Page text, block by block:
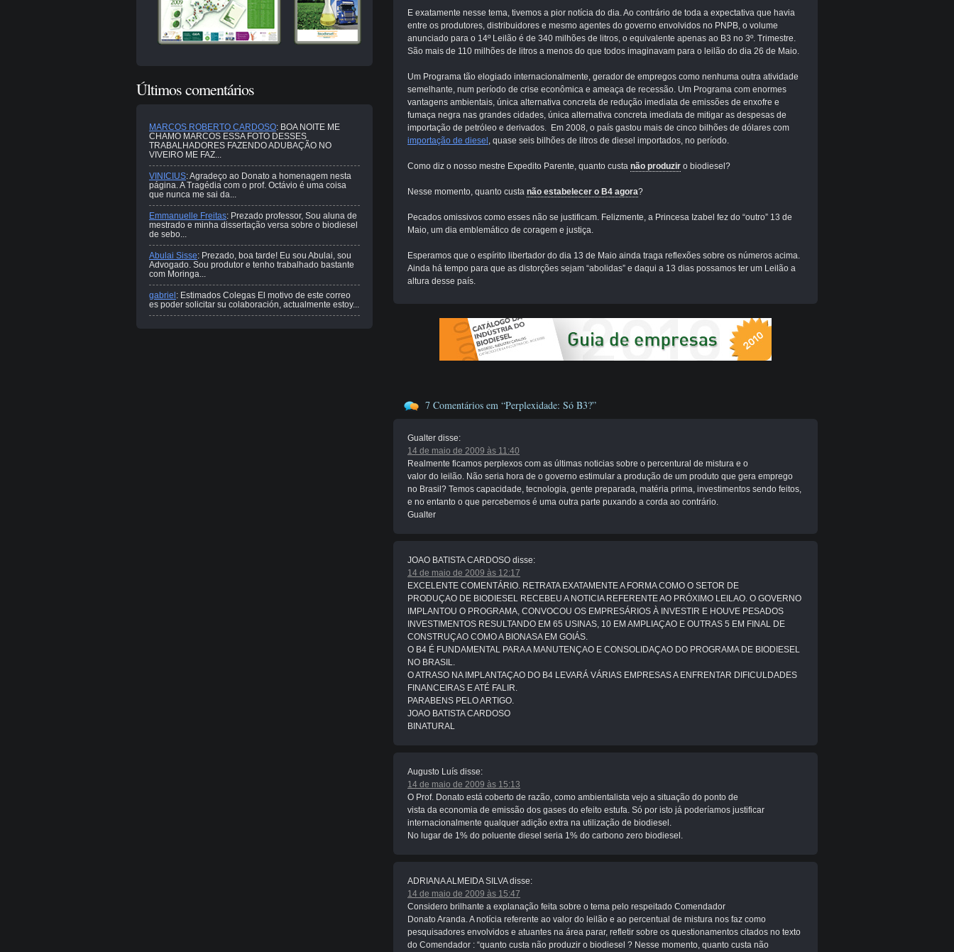
E exatamente nesse tema, tivemos a pior notícia do dia. Ao contrário de toda a expectativa que havia
entre os produtores, distribuidores e mesmo agentes do governo envolvidos no PNPB, o volume
anunciado para o 14º Leilão é de 340 milhões de litros, o equivalente apenas ao B3 no 3º. Trimestre.
São mais de 110 milhões de litros a menos do que todos imaginavam para o leilão do dia 26 de Maio.
Um Programa tão elogiado internacionalmente, gerador de empregos como nenhuma outra atividade
semelhante, num período de crise econômica e ameaça de recessão. Um Programa com enormes
vantagens ambientais, única alternativa concreta de redução imediata de emissões de enxofre e
fumaça negra nas grandes cidades, única alternativa concreta imediata de mitigar as despesas de
importação de petróleo e derivados. Em 2008, o país gastou mais de cinco bilhões de dólares com
importação de diesel , quase seis bilhões de litros de diesel importados, no período.
Como diz o nosso mestre Expedito Parente, quanto custa não produzir o biodiesel?
Nesse momento, quanto custa não estabelecer o B4 agora?
Pecados omissivos como esses não se justificam. Felizmente, a Princesa Izabel fez do “outro” 13 de
Maio, um dia emblemático de coragem e justiça.
Esperamos que o espírito libertador do dia 13 de Maio ainda traga reflexões sobre os números acima.
Ainda há tempo para que as distorções sejam “abolidas” e daqui a 13 dias possamos ter um Leilão a
altura desse país.
7 Comentários em “Perplexidade: Só B3?”
Gualter disse:
14 de maio de 2009 às 11:40
Realmente ficamos perplexos com as últimas noticias sobre o percentural de mistura e o
valor do leilão. Não seria hora de o governo estimular a produção de um produto que gera emprego
no Brasil? Temos capacidade, tecnologia, gente preparada, matéria prima, investimentos sendo feitos,
e no entanto o que percebemos é uma outra parte puxando a corda ao contrário.
Gualter
JOAO BATISTA CARDOSO disse:
14 de maio de 2009 às 12:17
EXCELENTE COMENTÁRIO. RETRATA EXATAMENTE A FORMA COMO O SETOR DE
PRODUÇAO DE BIODIESEL RECEBEU A NOTICIA REFERENTE AO PRÓXIMO LEILAO. O GOVERNO
IMPLANTOU O PROGRAMA, CONVOCOU OS EMPRESÁRIOS À INVESTIR E HOUVE PESADOS
INVESTIMENTOS RESULTANDO EM 65 USINAS, 10 EM AMPLIAÇAO E OUTRAS 5 EM FINAL DE
CONSTRUÇAO COMO A BIONASA EM GOIÁS.
O B4 É FUNDAMENTAL PARA A MANUTENÇAO E CONSOLIDAÇAO DO PROGRAMA DE BIODIESEL
NO BRASIL.
O ATRASO NA IMPLANTAÇAO DO B4 LEVARÁ VÁRIAS EMPRESAS A ENFRENTAR DIFICULDADES
FINANCEIRAS E ATÉ FALIR.
PARABENS PELO ARTIGO.
JOAO BATISTA CARDOSO
BINATURAL
Augusto Luís disse:
14 de maio de 2009 às 15:13
O Prof. Donato está coberto de razão, como ambientalista vejo a situação do ponto de
vista da economia de emissão dos gases do efeito estufa. Só por isto já poderíamos justificar
internacionalmente qualquer adição extra na utilização de biodiesel.
No lugar de 1% do poluente diesel seria 1% do carbono zero biodiesel.
ADRIANA ALMEIDA SILVA disse:
14 de maio de 2009 às 15:47
Considero brilhante a explanação feita sobre o tema pelo respeitado Comendador
Donato Aranda. A notícia referente ao valor do leilão e ao percentual de mistura nos faz como
pesquisadores envolvidos e atuantes na área parar, refletir sobre os questionamentos citados no texto
do Comendador : “quanto custa não produzir o biodiesel ? Nesse momento, quanto custa não
Últimos comentários
MARCOS ROBERTO CARDOSO: BOA NOITE ME
CHAMO MARCOS ESSA FOTO DESSES
TRABALHADORES FAZENDO ADUBAÇÃO NO
VIVEIRO ME FAZ...
VINICIUS: Agradeço ao Donato a homenagem nesta
página. A Tragédia com o prof. Octávio é uma coisa
que nunca me sai da...
Emmanuelle Freitas: Prezado professor, Sou aluna de
mestrado e minha dissertação versa sobre o biodiesel
de sebo...
Abulai Sisse: Prezado, boa tarde! Eu sou Abulai, sou
Advogado. Sou produtor e tenho trabalhado bastante
com Moringa...
gabriel : Estimados Colegas El motivo de este correo
es poder solicitar su colaboración, actualmente estoy...